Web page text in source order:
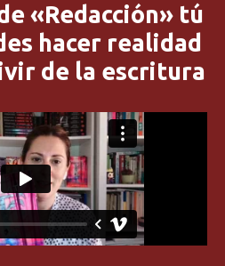
«Redacción» tú
hacer realidad
de la escritura